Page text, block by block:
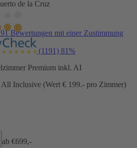
de la Cruz
Bewertungen mit einer Zustimmung
(1191) 81%
Premium inkl. AI
Inclusive (Wert € 199.- pro Zimmer)
ab €699,-